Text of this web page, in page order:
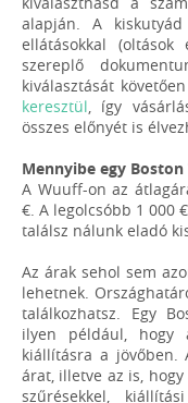
alapján. A
ellátásokkal
szereplő
kiválasztását követően
keresztül, így
összes előnyét is
Mennyibe egy
A Wuuff-on az
€. A legolcsóbb 1 000
találsz nálunk eladó
Az árak sehol sem
lehetnek.
találkozhatsz. Egy
ilyen például, hogy
kiállításra a jövőben.
árat, illetve az is,
szűrésekkel,